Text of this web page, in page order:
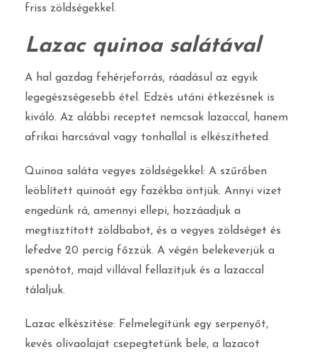
friss zöldségekkel.
Lazac quinoa salátával
A hal gazdag fehérjeforrás, ráadásul az egyik
legegészségesebb étel. Edzés utáni étkezésnek is
kiváló. Az alábbi receptet nemcsak lazaccal, hanem
afrikai harcsával vagy tonhallal is elkészítheted.
Quinoa saláta vegyes zöldségekkel: A szűrőben
leöblített quinoát egy fazékba öntjük. Annyi vizet
engedünk rá, amennyi ellepi, hozzáadjuk a
megtisztított zöldbabot, és a vegyes zöldséget és
lefedve 20 percig főzzük. A végén belekeverjük a
spenótot, majd villával fellazítjuk és a lazaccal
tálaljuk.
Lazac elkészítése: Felmelegítünk egy serpenyőt,
kevés olívaolajat csepegtetünk bele, a lazacot